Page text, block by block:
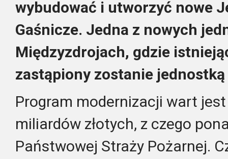
wybudować i utworzyć nowe
Gaśnicze. Jedna z nowych
Międzyzdrojach, gdzie
zastąpiony zostanie
Program modernizacji wart
miliardów złotych, z czego
Państwowej Straży Pożarnej.